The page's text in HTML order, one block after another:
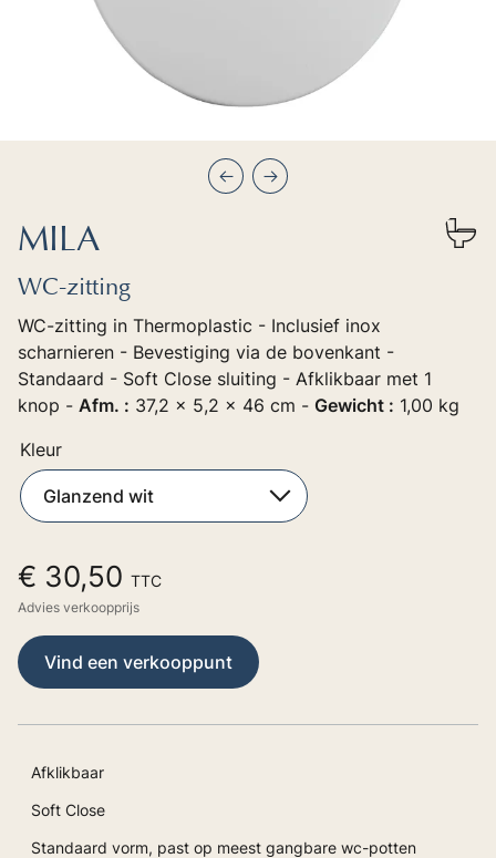
PrécédentSuivant
MILA
WC-zitting
WC-zitting in Thermoplastic - Inclusief inox
scharnieren - Bevestiging via de bovenkant -
Standaard - Soft Close sluiting - Afklikbaar met 1
knop - Afm. : 37,2 x 5,2 x 46 cm - Gewicht : 1,00 kg
Kleur
€ 30,50 TTC
Advies verkoopprijs
Vind een verkooppunt
Afklikbaar
Soft Close
Standaard vorm, past op meest gangbare wc-potten